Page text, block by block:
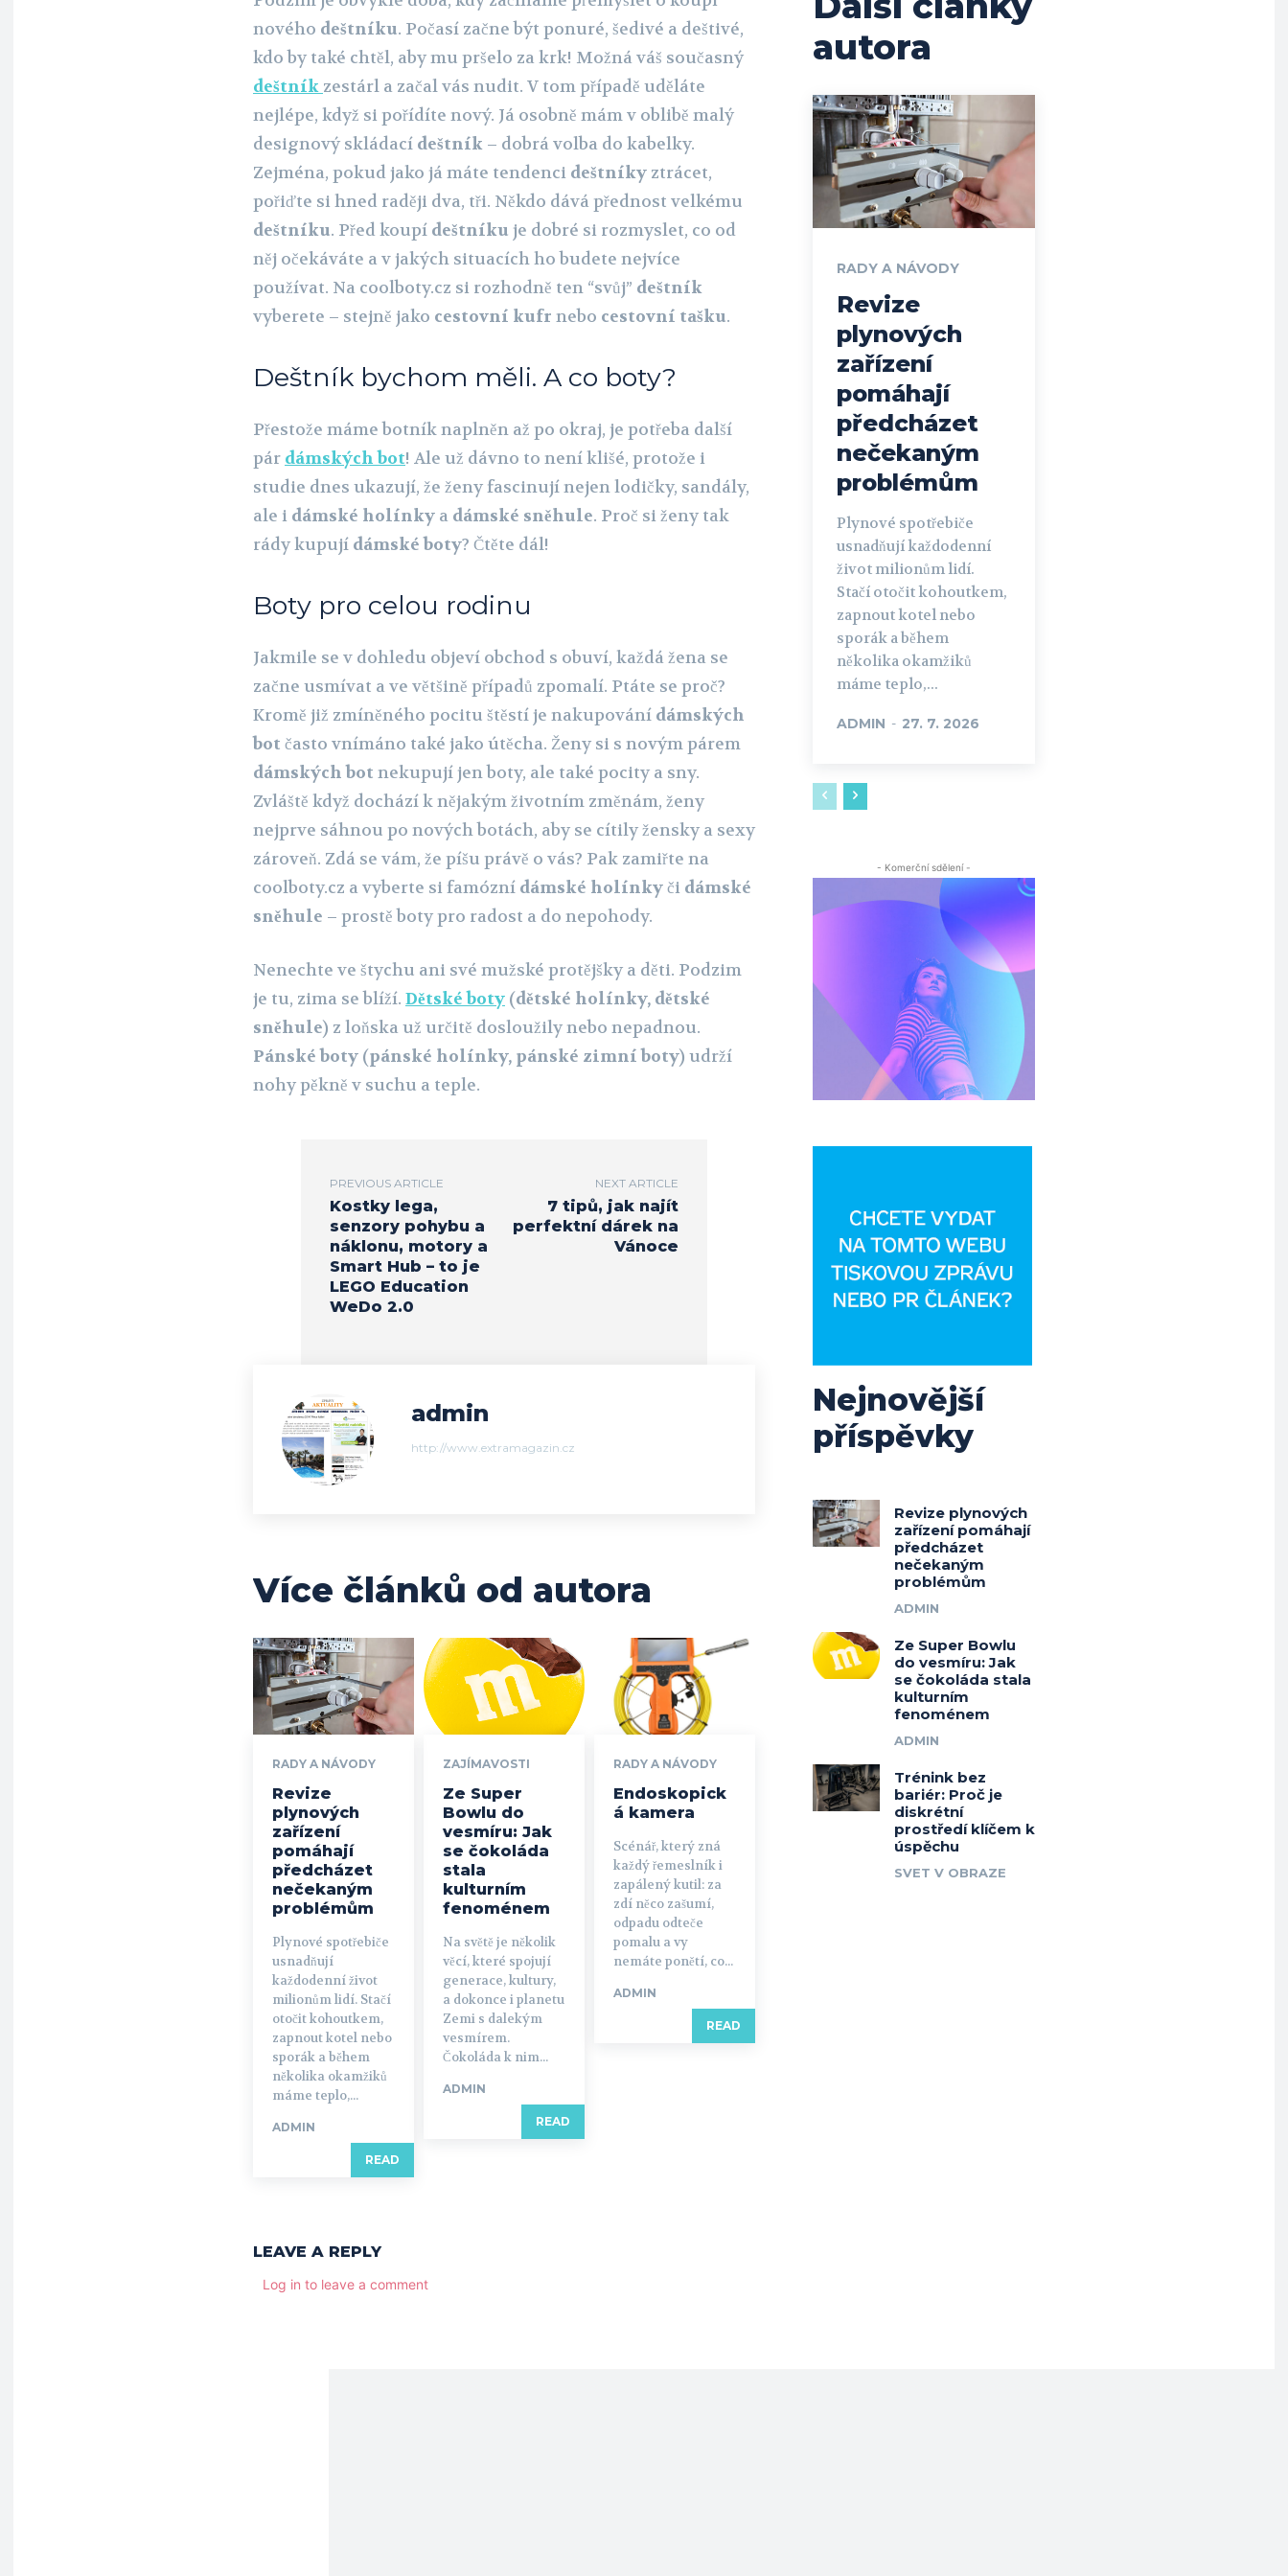
nového deštníku. Počasí začne být ponuré, šedivé a deštivé,
kdo by také chtěl, aby mu pršelo za krk! Možná váš současný
deštník zestárl a začal vás nudit. V tom případě uděláte
nejlépe, když si pořídíte nový. Já osobně mám v oblibě malý
designový skládací deštník – dobrá volba do kabelky.
Zejména, pokud jako já máte tendenci deštníky ztrácet,
pořiďte si hned raději dva, tři. Někdo dává přednost velkému
deštníku. Před koupí deštníku je dobré si rozmyslet, co od
něj očekáváte a v jakých situacích ho budete nejvíce
používat. Na coolboty.cz si rozhodně ten “svůj” deštník
vyberete – stejně jako cestovní kufr nebo cestovní tašku.
Deštník bychom měli. A co boty?
Přestože máme botník naplněn až po okraj, je potřeba další
pár dámských bot! Ale už dávno to není klišé, protože i
studie dnes ukazují, že ženy fascinují nejen lodičky, sandály,
ale i dámské holínky a dámské sněhule. Proč si ženy tak
rády kupují dámské boty? Čtěte dál!
Boty pro celou rodinu
Jakmile se v dohledu objeví obchod s obuví, každá žena se
začne usmívat a ve většině případů zpomalí. Ptáte se proč?
Kromě již zmíněného pocitu štěstí je nakupování dámských
bot často vnímáno také jako útěcha. Ženy si s novým párem
dámských bot nekupují jen boty, ale také pocity a sny.
Zvláště když dochází k nějakým životním změnám, ženy
nejprve sáhnou po nových botách, aby se cítily žensky a sexy
zároveň. Zdá se vám, že píšu právě o vás? Pak zamiřte na
coolboty.cz a vyberte si famózní dámské holínkyči dámské
sněhule – prostě boty pro radost a do nepohody.
Nenechte ve štychu ani své mužské protějšky a děti. Podzim
je tu, zima se blíží. Dětské boty (dětské holínky, dětské
sněhule) z loňska už určitě dosloužily nebo nepadnou.
Pánské boty (pánské holínky, pánské zimní boty) udrží
nohy pěkně v suchu a teple.
PREVIOUS ARTICLE
Kostky lega,
senzory pohybu a
náklonu, motory a
Smart Hub – to je
LEGO Education
WeDo 2.0
NEXT ARTICLE
7 tipů, jak najít
perfektní dárek na
Vánoce
admin
http://www.extramagazin.cz
Více článků od autora
RADY A NÁVODY
Revize
plynových
zařízení
pomáhají
předcházet
nečekaným
problémům
Plynové spotřebiče
usnadňují
každodenní život
milionům lidí. Stačí
otočit kohoutkem,
zapnout kotel nebo
sporák a během
několika okamžiků
máme teplo,...
ADMIN
READ
ZAJÍMAVOSTI
Ze Super
Bowlu do
vesmíru: Jak
se čokoláda
stala
kulturním
fenoménem
Na světě je několik
věcí, které spojují
generace, kultury,
a dokonce i planetu
Zemi s dalekým
vesmírem.
Čokoláda k nim...
ADMIN
READ
RADY A NÁVODY
Endoskopick
á kamera
Scénář, který zná
každý řemeslník i
zapálený kutil: za
zdí něco zašumí,
odpadu odteče
pomalu a vy
nemáte ponětí, co...
ADMIN
READ
LEAVE A REPLY
Log in to leave a comment
autora
RADY A NÁVODY
Revize
plynových
zařízení
pomáhají
předcházet
nečekaným
problémům
Plynové spotřebiče
usnadňují každodenní
život milionům lidí.
Stačí otočit kohoutkem,
zapnout kotel nebo
sporák a během
několika okamžiků
máme teplo,...
ADMIN - 27. 7. 2026
- Komerční sdělení -
Nejnovější
příspěvky
Revize plynových
zařízení pomáhají
předcházet
nečekaným
problémům
ADMIN
Ze Super Bowlu
do vesmíru: Jak
se čokoláda stala
kulturním
fenoménem
ADMIN
Trénink bez
bariér: Proč je
diskrétní
prostředí klíčem k
úspěchu
SVET V OBRAZE